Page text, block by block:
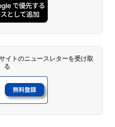
イトのニュースレターを受け取
る